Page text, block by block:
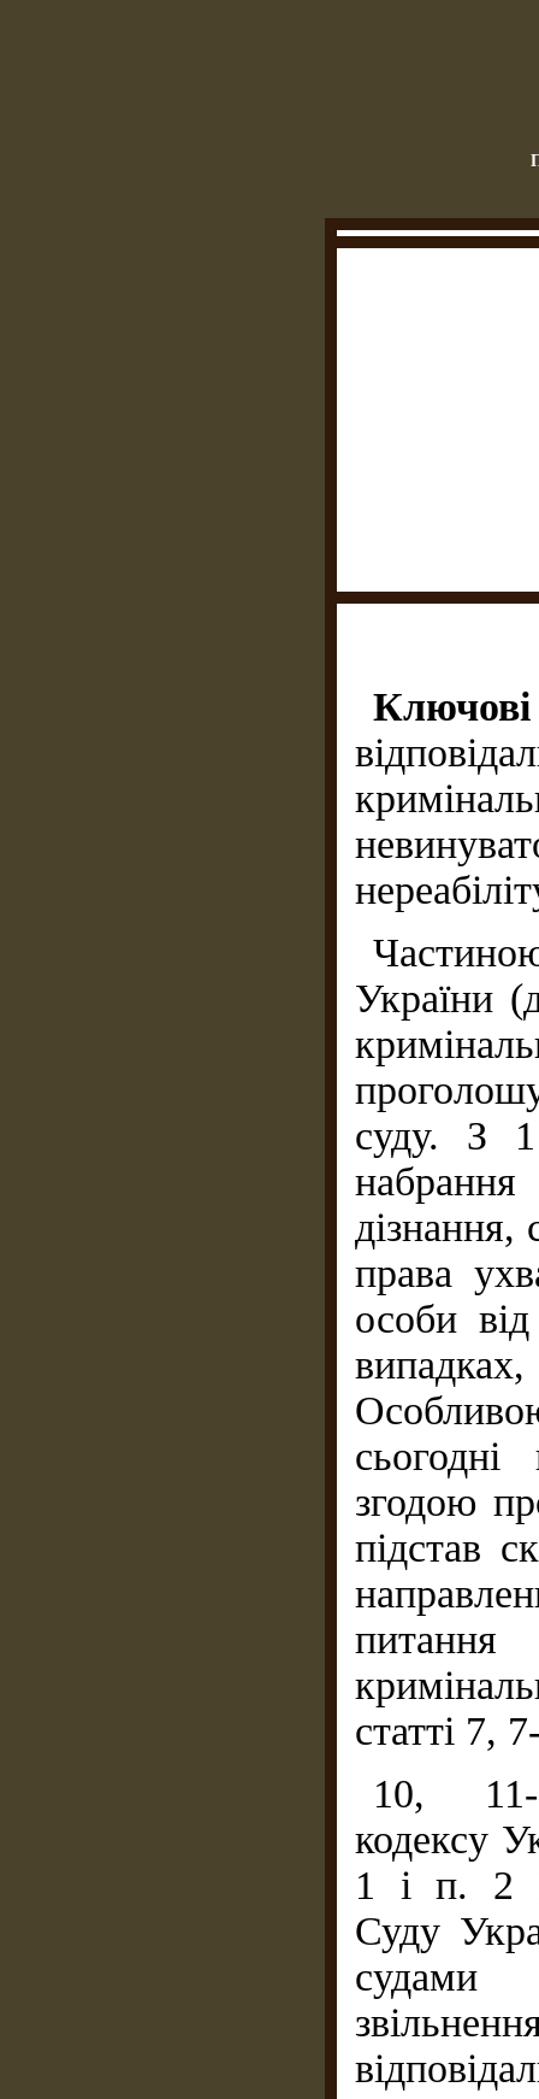
України
суду. З
дізнання,
права
особи від
згодою
підстав
статті 7,
10, 11-
кодексу
1 і п. 2
Суду
судами